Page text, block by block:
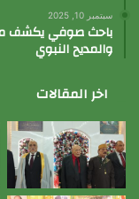
سبتمبر 10, 2025
باحث صوفي يكشف
والمديح النبوي
اخر المقالات